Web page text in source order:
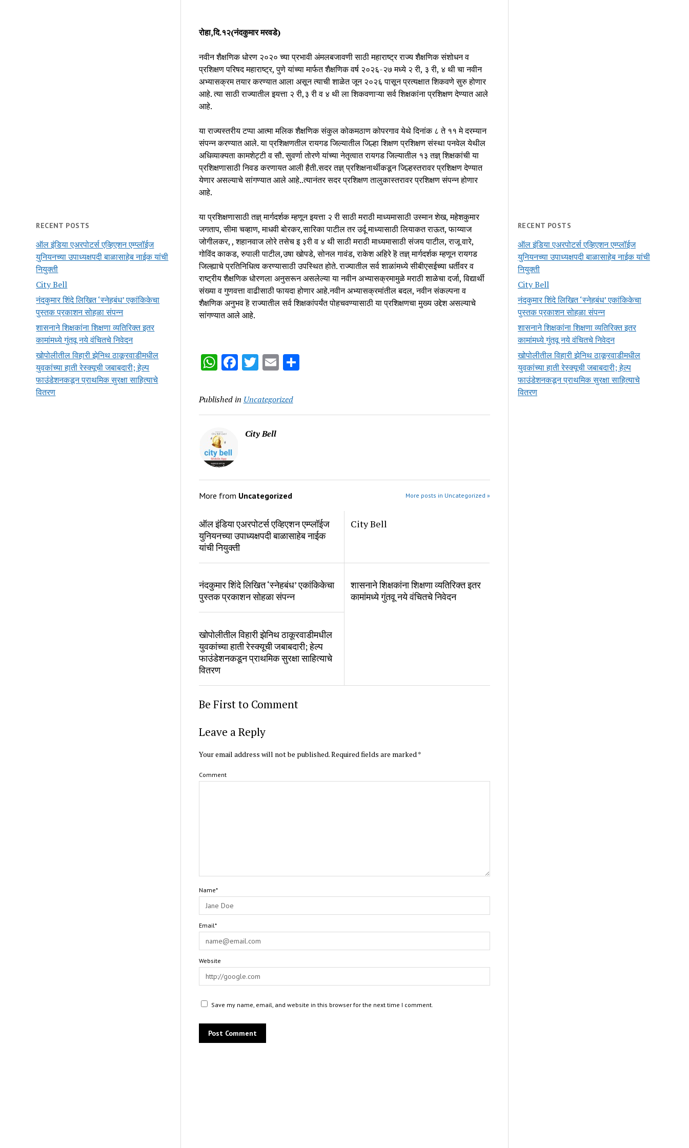
RECENT POSTS
ऑल इंडिया एअरपोटर्स एव्हिएशन एम्प्लॉईज
युनियनच्या उपाध्यक्षपदी बाळासाहेब नाईक यांची
नियुक्ती
City Bell
नंदकुमार शिंदे लिखित ‘स्नेहबंध’ एकांकिकेचा
पुस्तक प्रकाशन सोहळा संपन्न
शासनाने शिक्षकांना शिक्षणा व्यतिरिक्त इतर
कामांमध्ये गुंतवू नये वंचितचे निवेदन
खोपोलीतील विहारी झेनिथ ठाकूरवाडीमधील
युवकांच्या हाती रेस्क्यूची जबाबदारी; हेल्प
फाउंडेशनकडून प्राथमिक सुरक्षा साहित्याचे
वितरण
रोहा,दि.१२(नंदकुमार मरवडे)
नवीन शैक्षणिक धोरण २०२० च्या प्रभावी अंमलबजावणी साठी महाराष्ट्र राज्य शैक्षणिक संशोधन व
प्रशिक्षण परिषद महाराष्ट्र, पुणे यांच्या मार्फत शैक्षणिक वर्ष २०२६-२७ मध्ये २ री, ३ री, ४ थी चा नवीन
अभ्यासक्रम तयार करण्यात आला असून त्याची शाळेत जून २०२६ पासून प्रत्यक्षात शिकवणे सुरु होणार
आहे. त्या साठी राज्यातील इयत्ता २ री,३ री व ४ थी ला शिकवणाऱ्या सर्व शिक्षकांना प्रशिक्षण देण्यात आले
आहे.
या राज्यस्तरीय टप्पा आत्मा मलिक शैक्षणिक संकुल कोकमठाण कोपरगाव येथे दिनांक ८ ते ११ मे दरम्यान
संपन्न करण्यात आले. या प्रशिक्षणतील रायगड जिल्यातील जिल्हा शिक्षण प्रशिक्षण संस्था पनवेल येथील
अधिव्याक्यता कामशेट्टी व सौ. सुवर्णा तोरणे यांच्या नेतृत्वात रायगड जिल्यातील १३ तज्ञ् शिक्षकांची या
प्रशिक्षणासाठी निवड करणायत आली हैती.सदर तज्ञ् प्रशिक्षनार्थीकडून जिल्हस्तरावर प्रशिक्षण देण्यात
येणार असल्याचे सांगण्यात आले आहे..त्यानंतर सदर प्रशिक्षण तालुकास्तरावर प्रशिक्षण संपन्न होणार
आहे.
या प्रशिक्षणासाठी तज्ञ् मार्गदर्शक म्हणून इयत्ता २ री साठी मराठी माध्यमासाठी उस्मान शेख, महेशकुमार
जगताप, सीमा चव्हाण, माधवी बोरकर,सारिका पाटील तर उर्दू माध्यासाठी लियाकत राऊत, फाय्याज
जोगीलकर, , शहानवाज लोरे तसेच इ ३री व ४ थी साठी मराठी माध्यमासाठी संजय पाटील, राजू वारे,
गोविंद काकड, रुपाली पाटील,उषा खोपडे, सोनल गावंड, राकेश अहिरे हॆ तज्ञ् मार्गदर्शक म्हणून रायगड
जिल्ह्याचे प्रतिनिधित्व करण्यासाठी उपस्थित होते. राज्यातील सर्व शाळांमध्ये सीबीएसईच्या धर्तीवर व
राष्ट्रीय शैक्षणिक धोरणला अनुसरून असलेल्या या नवीन अभ्यासक्रमामुळे मराठी शाळेचा दर्जा, विद्यार्थी
संख्या व गुणवत्ता वाढीसाठी फायदा होणार आहे.नवीन अभ्यासक्रमांतील बदल, नवीन संकल्पना व
शैक्षणिक अनुभव हॆ राज्यातील सर्व शिक्षकांपर्यंत पोहचवण्यासाठी या प्रशिक्षणचा मुख्य उद्देश असल्याचे
सांगण्यात आले आहे.
WhatsApp
Facebook
Twitter
EmailShare
Published in Uncategorized
City Bell
More from Uncategorized More posts in Uncategorized »
ऑल इंडिया एअरपोटर्स एव्हिएशन एम्प्लॉईज
युनियनच्या उपाध्यक्षपदी बाळासाहेब नाईक
यांची नियुक्ती
City Bell
नंदकुमार शिंदे लिखित ‘स्नेहबंध’ एकांकिकेचा
पुस्तक प्रकाशन सोहळा संपन्न
शासनाने शिक्षकांना शिक्षणा व्यतिरिक्त इतर
कामांमध्ये गुंतवू नये वंचितचे निवेदन
खोपोलीतील विहारी झेनिथ ठाकूरवाडीमधील
युवकांच्या हाती रेस्क्यूची जबाबदारी; हेल्प
फाउंडेशनकडून प्राथमिक सुरक्षा साहित्याचे
वितरण
Be First to Comment
Leave a Reply
Your email address will not be published.Required fields are marked *
Comment
Name*
Email*
Website
Save my name, email, and website in this browser for the next time I comment.
RECENT POSTS
ऑल इंडिया एअरपोटर्स एव्हिएशन एम्प्लॉईज
युनियनच्या उपाध्यक्षपदी बाळासाहेब नाईक यांची
नियुक्ती
City Bell
नंदकुमार शिंदे लिखित ‘स्नेहबंध’ एकांकिकेचा
पुस्तक प्रकाशन सोहळा संपन्न
शासनाने शिक्षकांना शिक्षणा व्यतिरिक्त इतर
कामांमध्ये गुंतवू नये वंचितचे निवेदन
खोपोलीतील विहारी झेनिथ ठाकूरवाडीमधील
युवकांच्या हाती रेस्क्यूची जबाबदारी; हेल्प
फाउंडेशनकडून प्राथमिक सुरक्षा साहित्याचे
वितरण